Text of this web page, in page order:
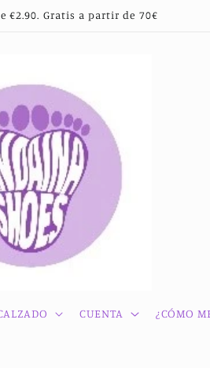
€2.90. Gratis a partir de 70€
CUENTA ¿CÓMO